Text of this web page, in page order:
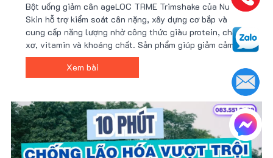
Bột uống giảm cân ageLOC TRME Trimshake của Nu
Skin hỗ trợ kiểm soát cân nặng, xây dựng cơ bắp và
cung cấp năng lượng nhờ công thức giàu protein, chất
xơ, vitamin và khoáng chất. Sản phẩm giúp giảm cảm
giác thèm ăn, tăng cường trao đổi chất và phù hợp với
người bận rộn hoặc tập luyện. Giá tốt tại Nu88!
Xem bài